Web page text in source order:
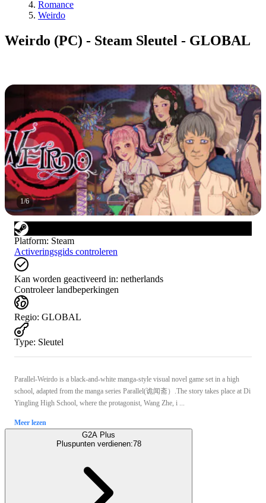
Romance
Weirdo
Weirdo (PC) - Steam Sleutel - GLOBAL
1/6
Platform: Steam
Activeringsgids controleren
Kan worden geactiveerd in: netherlands
Controleer landbeperkingen
Regio: GLOBAL
Type: Sleutel
Parallel-Weirdo is a black-and-white manga-style visual novel game set in a high
school, adapted from the manga series Parallel(诡闻斋）.The story takes place at Di
Yingling High School, where the protagonist, Wang Zhe, i ...
Meer lezen
G2A Plus
Pluspunten verdienen:78